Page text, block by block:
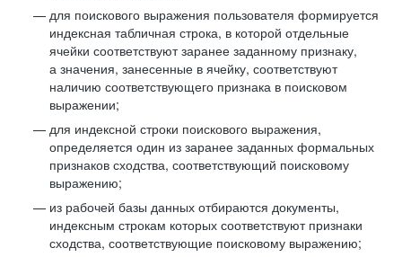
для поискового выражения пользователя формируется
индексная табличная строка, в которой отдельные
ячейки соответствуют заранее заданному признаку,
а значения, занесенные в ячейку, соответствуют
наличию соответствующего признака в поисковом
выражении;
для индексной строки поискового выражения,
определяется один из заранее заданных формальных
признаков сходства, соответствующий поисковому
выражению;
из рабочей базы данных отбираются документы,
индексным строкам которых соответствуют признаки
сходства, соответствующие поисковому выражению;